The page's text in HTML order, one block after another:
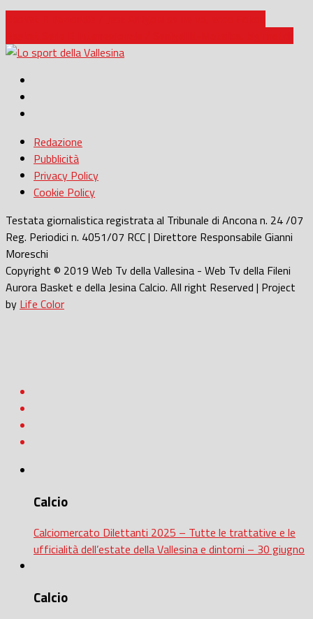
Redazione
Pubblicità
Privacy Policy
Cookie Policy
Testata giornalistica registrata al Tribunale di Ancona n. 24 /07
Reg. Periodici n. 4051/07 RCC | Direttore Responsabile Gianni
Moreschi
Copyright © 2019 Web Tv della Vallesina - Web Tv della Fileni
Aurora Basket e della Jesina Calcio. All right Reserved | Project
by Life Color
Calcio
Calciomercato Dilettanti 2025 – Tutte le trattative e le
ufficialità dell’estate della Vallesina e dintorni – 30 giugno
Calcio